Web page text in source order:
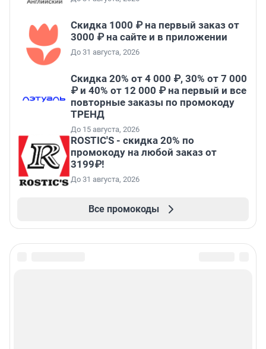
Скидка 1000 ₽ на первый заказ от
3000 ₽ на сайте и в приложении
До 31 августа, 2026
Скидка 20% от 4 000 ₽, 30% от 7 000
₽ и 40% от 12 000 ₽ на первый и все
повторные заказы по промокоду
ТРЕНД
До 15 августа, 2026
ROSTIC'S - скидка 20% по
промокоду на любой заказ от
3199₽!
До 31 августа, 2026
Все промокоды